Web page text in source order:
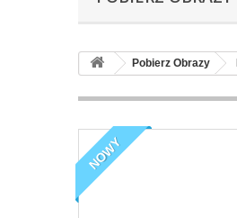
Pobierz Obrazy
NOWY